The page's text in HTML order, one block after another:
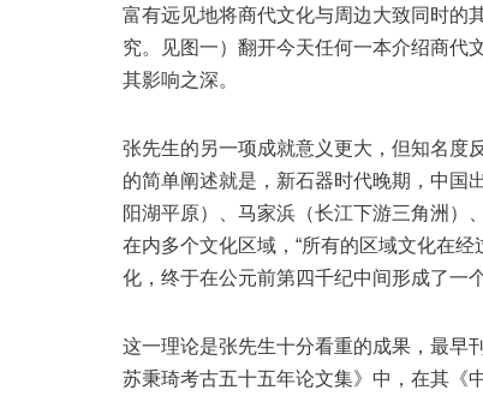
富有远见地将商代文化与周边大致同时的
究。见图一）翻开今天任何一本介绍商代
其影响之深。
张先生的另一项成就意义更大，但知名度
的简单阐述就是，新石器时代晚期，中国
阳湖平原）、马家浜（长江下游三角洲）
在内多个文化区域，“所有的区域文化在
化，终于在公元前第四千纪中间形成了一
这一理论是张先生十分看重的成果，最早
苏秉琦考古五十五年论文集》中，在其《